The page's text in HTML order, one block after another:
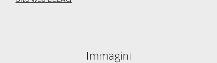
Immagini